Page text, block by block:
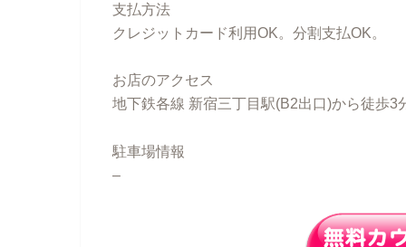
支払方法
クレジットカード利用OK。分割支払OK。
お店のアクセス
地下鉄各線 新宿三丁目駅(B2出口)から徒歩3
駐車場情報
–